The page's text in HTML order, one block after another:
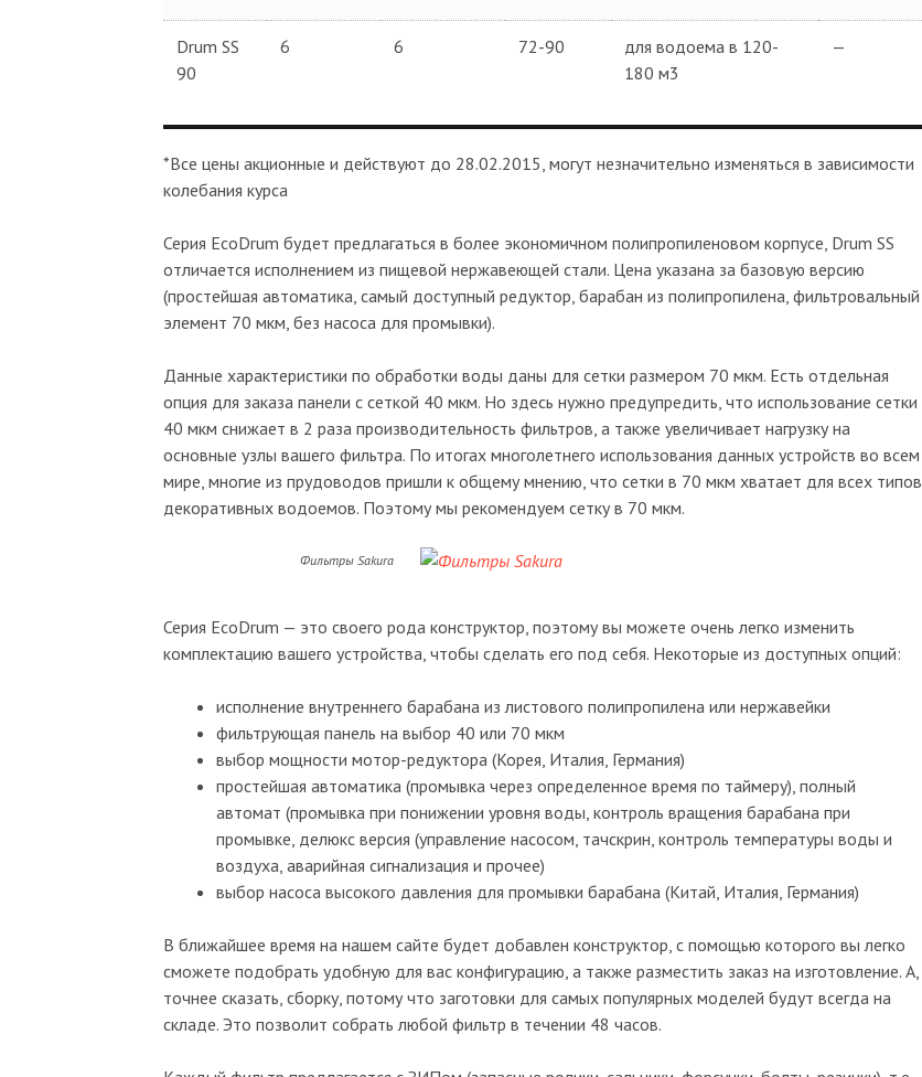
Drum SS
90
6 6 72-90
для водоема в 120-
180 м3
—
*Все цены акционные и действуют до 28.02.2015, могут незначительно изменяться в зависимости
колебания курса
Серия EcoDrum будет предлагаться в более экономичном полипропиленовом корпусе, Drum SS
отличается исполнением из пищевой нержавеющей стали. Цена указана за базовую версию
(простейшая автоматика, самый доступный редуктор, барабан из полипропилена, фильтровальный
элемент 70 мкм, без насоса для промывки).
Данные характеристики по обработки воды даны для сетки размером 70 мкм. Есть отдельная
опция для заказа панели с сеткой 40 мкм. Но здесь нужно предупредить, что использование сетки
40 мкм снижает в 2 раза производительность фильтров, а также увеличивает нагрузку на
основные узлы вашего фильтра. По итогах многолетнего использования данных устройств во всем
мире, многие из прудоводов пришли к общему мнению, что сетки в 70 мкм хватает для всех типов
декоративных водоемов. Поэтому мы рекомендуем сетку в 70 мкм.
Фильтры Sakura
Серия EcoDrum — это своего рода конструктор, поэтому вы можете очень легко изменить
комплектацию вашего устройства, чтобы сделать его под себя. Некоторые из доступных опций:
исполнение внутреннего барабана из листового полипропилена или нержавейки
фильтрующая панель на выбор 40 или 70 мкм
выбор мощности мотор-редуктора (Корея, Италия, Германия)
простейшая автоматика (промывка через определенное время по таймеру), полный
автомат (промывка при понижении уровня воды, контроль вращения барабана при
промывке, делюкс версия (управление насосом, тачскрин, контроль температуры воды и
воздуха, аварийная сигнализация и прочее)
выбор насоса высокого давления для промывки барабана (Китай, Италия, Германия)
В ближайшее время на нашем сайте будет добавлен конструктор, с помощью которого вы легко
сможете подобрать удобную для вас конфигурацию, а также разместить заказ на изготовление. А,
точнее сказать, сборку, потому что заготовки для самых популярных моделей будут всегда на
складе. Это позволит собрать любой фильтр в течении 48 часов.